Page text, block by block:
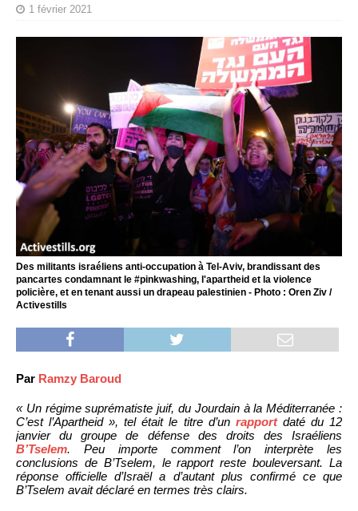
1 février 2021
Des militants israéliens anti-occupation à Tel-Aviv, brandissant des
pancartes condamnant le #pinkwashing, l'apartheid et la violence
policière, et en tenant aussi un drapeau palestinien - Photo : Oren Ziv /
Activestills
Par Ramzy Baroud
« Un régime suprématiste juif, du Jourdain à la Méditerranée :
C’est l’Apartheid », tel était le titre d’un rapportdaté du 12
janvier du groupe de défense des droits des Israéliens
B’Tselem. Peu importe comment l’on interprète les
conclusions de B’Tselem, le rapport reste bouleversant. La
réponse officielle d’Israël a d’autant plus confirmé ce que
B’Tselem avait déclaré en termes très clairs.